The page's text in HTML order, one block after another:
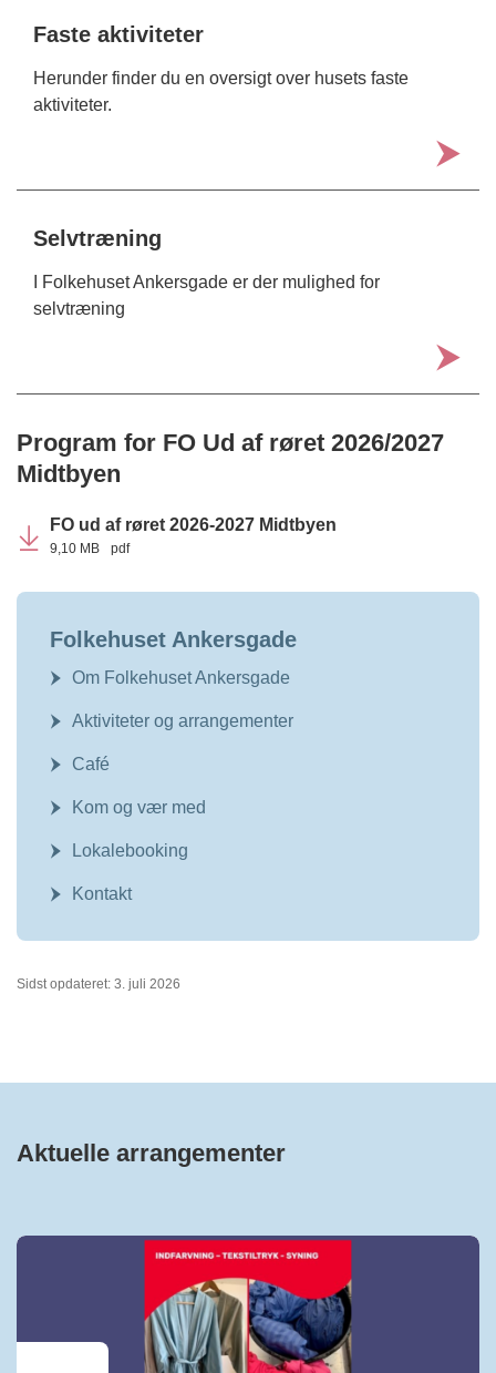
Faste aktiviteter
Herunder finder du en oversigt over husets faste
aktiviteter.
Selvtræning
I Folkehuset Ankersgade er der mulighed for
selvtræning
Program for FO Ud af røret 2026/2027
Midtbyen
FO ud af røret 2026-2027 Midtbyen
9,10 MB pdf
Folkehuset Ankersgade
Om Folkehuset Ankersgade
Aktiviteter og arrangementer
Café
Kom og vær med
Lokalebooking
Kontakt
Sidst opdateret: 3. juli 2026
Aktuelle arrangementer